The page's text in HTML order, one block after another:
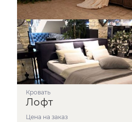
Кровать
Лофт
Цена на заказ